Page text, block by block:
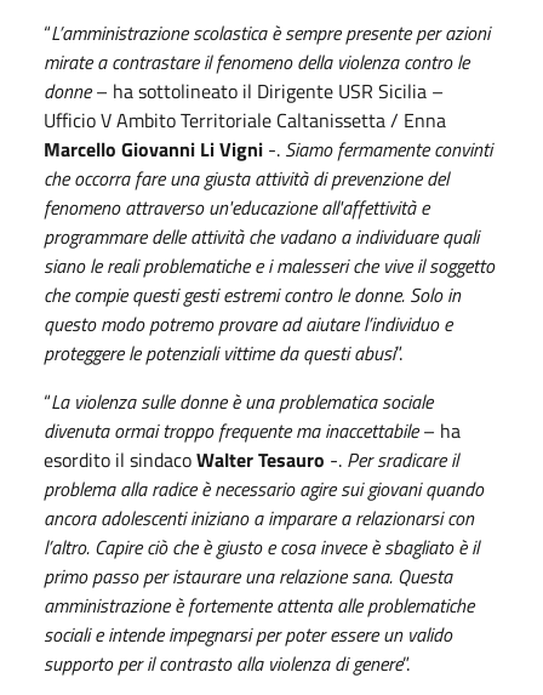
“L’amministrazione scolastica è sempre presente per azioni
mirate a contrastare il fenomeno della violenza contro le
donne– ha sottolineato il Dirigente USR Sicilia –
Ufficio V Ambito Territoriale Caltanissetta / Enna
Marcello Giovanni Li Vigni -. Siamo fermamente convinti
che occorra fare una giusta attività di prevenzione del
fenomeno attraverso un'educazione all'affettività e
programmare delle attività che vadano a individuare quali
siano le reali problematiche e i malesseri che vive il soggetto
che compie questi gesti estremi contro le donne. Solo in
questo modo potremo provare ad aiutare l’individuo e
proteggere le potenziali vittime da questi abusi”.
“La violenza sulle donne è una problematica sociale
divenuta ormai troppo frequente ma inaccettabile– ha
esordito il sindacoWalter Tesauro -. Per sradicare il
problema alla radice è necessario agire sui giovani quando
ancora adolescenti iniziano a imparare a relazionarsi con
l’altro. Capire ciò che è giusto e cosa invece è sbagliato è il
primo passo per istaurare una relazione sana. Questa
amministrazione è fortemente attenta alle problematiche
sociali e intende impegnarsi per poter essere un valido
supporto per il contrasto alla violenza di genere”.